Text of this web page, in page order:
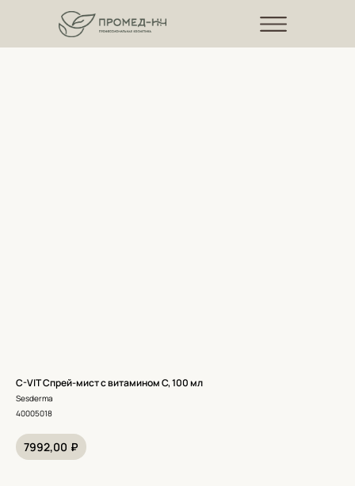
C-VIT Спрей-мист с витамином С, 100 мл
Sesderma
40005018
7992,00 ₽